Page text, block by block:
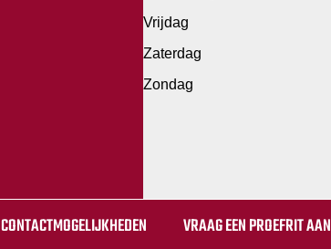
CONTACTMOGELIJKHEDEN VRAAG EEN PROEFRIT AAN
Vrijdag
Zaterdag
Zondag